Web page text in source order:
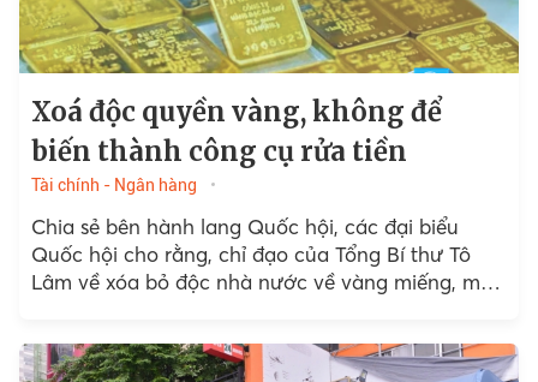
Xoá độc quyền vàng, không để
biến thành công cụ rửa tiền
Tài chính - Ngân hàng
Chia sẻ bên hành lang Quốc hội, các đại biểu
Quốc hội cho rằng, chỉ đạo của Tổng Bí thư Tô
Lâm về xóa bỏ độc nhà nước về vàng miếng, mở